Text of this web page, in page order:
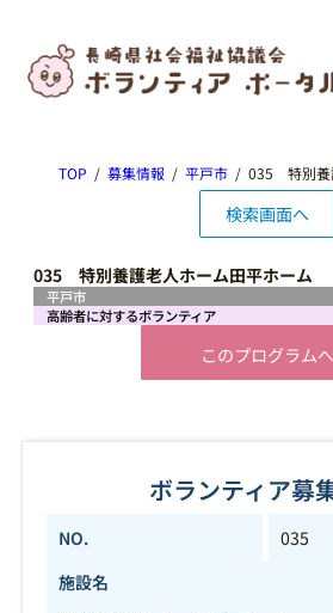
TOP 募集情報 平戸市 035 特別養
検索画面へ
035 特別養護老人ホーム田平ホーム
平戸市
高齢者に対するボランティア
このプログラム
ボランティア募
NO.
035
施設名